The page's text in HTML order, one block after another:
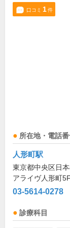
口コミ 1件
所在地・電話
人形町駅
東京都中央区日
アライヴ人形町5F
03-5614-0278
診療科目